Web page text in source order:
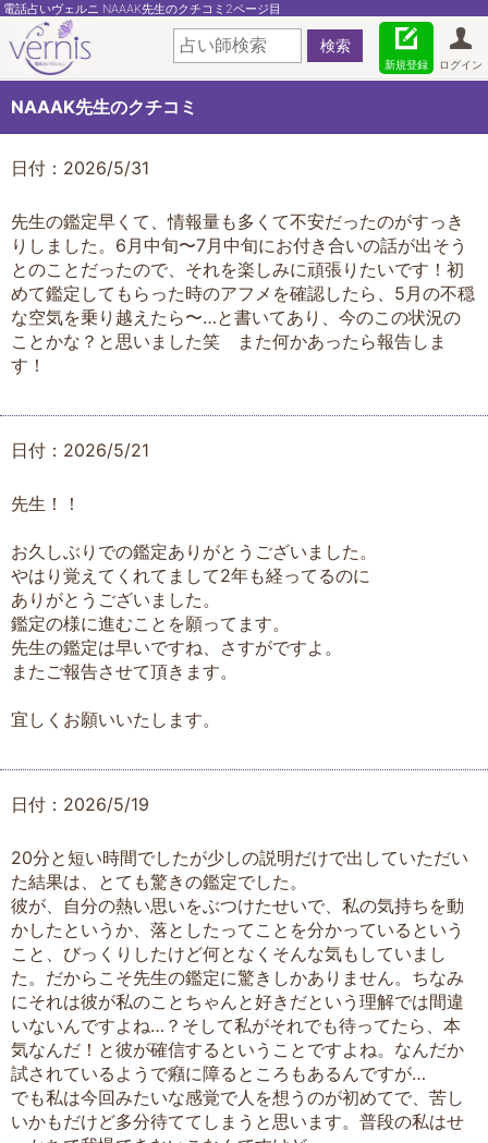
電話占いヴェルニ NAAAK先生のクチコミ2ページ目
ログイン
新規登録
NAAAK先生のクチコミ
日付：2026/5/31
先生の鑑定早くて、情報量も多くて不安だったのがすっき
りしました。6月中旬〜7月中旬にお付き合いの話が出そう
とのことだったので、それを楽しみに頑張りたいです！初
めて鑑定してもらった時のアフメを確認したら、5月の不穏
な空気を乗り越えたら〜…と書いてあり、今のこの状況の
ことかな？と思いました笑 また何かあったら報告しま
す！
日付：2026/5/21
先生！！
お久しぶりでの鑑定ありがとうございました。
やはり覚えてくれてまして2年も経ってるのに
ありがとうございました。
鑑定の様に進むことを願ってます。
先生の鑑定は早いですね、さすがですよ。
またご報告させて頂きます。
宜しくお願いいたします。
日付：2026/5/19
20分と短い時間でしたが少しの説明だけで出していただい
た結果は、とても驚きの鑑定でした。
彼が、自分の熱い思いをぶつけたせいで、私の気持ちを動
かしたというか、落としたってことを分かっているという
こと、びっくりしたけど何となくそんな気もしていまし
た。だからこそ先生の鑑定に驚きしかありません。ちなみ
にそれは彼が私のことちゃんと好きだという理解では間違
いないんですよね…？そして私がそれでも待ってたら、本
気なんだ！と彼が確信するということですよね。なんだか
試されているようで癪に障るところもあるんですが…
でも私は今回みたいな感覚で人を想うのが初めてで、苦し
いかもだけど多分待ててしまうと思います。普段の私はせ